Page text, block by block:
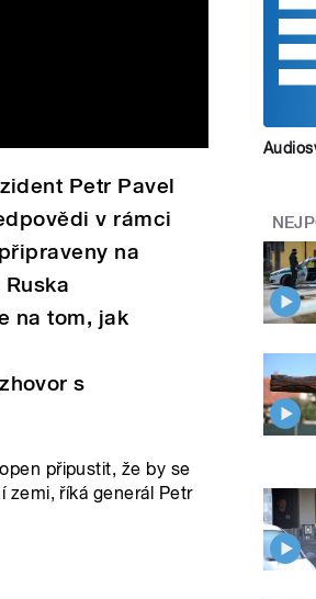
Petr Pavel
v rámci
na
na tom, jak
s
připustit, že by se
zemi, říká generál Petr